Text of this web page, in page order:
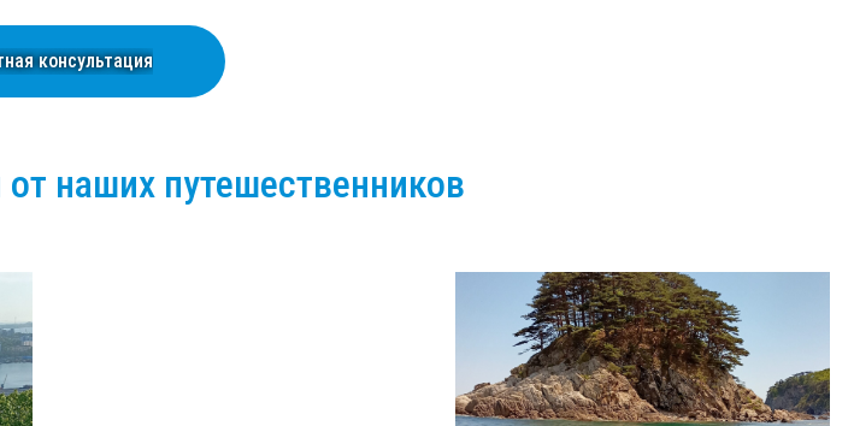
консультация
наших путешественников